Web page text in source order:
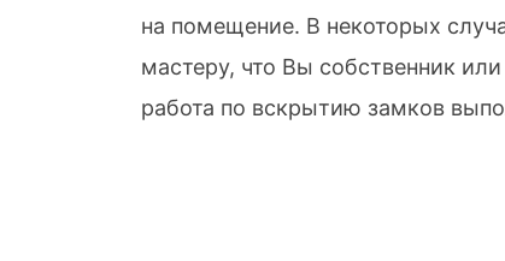
на помещение. В некоторых
мастеру, что Вы собственник
работа по вскрытию замков